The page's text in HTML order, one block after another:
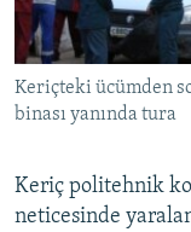
Українською
QOŞULIÑIZ!
RFE/RS bütün
Keriçteki ücümden
binası yanında tura
Keriç politehnik
neticesinde